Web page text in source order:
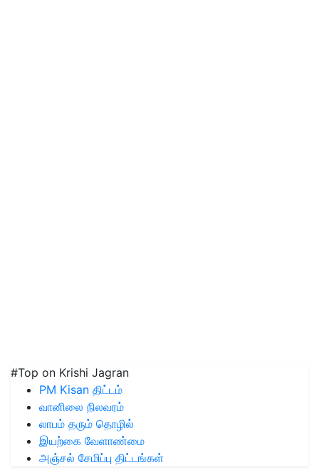
#Top on Krishi Jagran
PM Kisan திட்டம்
வானிலை நிலவரம்
லாபம் தரும் தொழில்
இயற்கை வேளாண்மை
அஞ்சல் சேமிப்பு திட்டங்கள்